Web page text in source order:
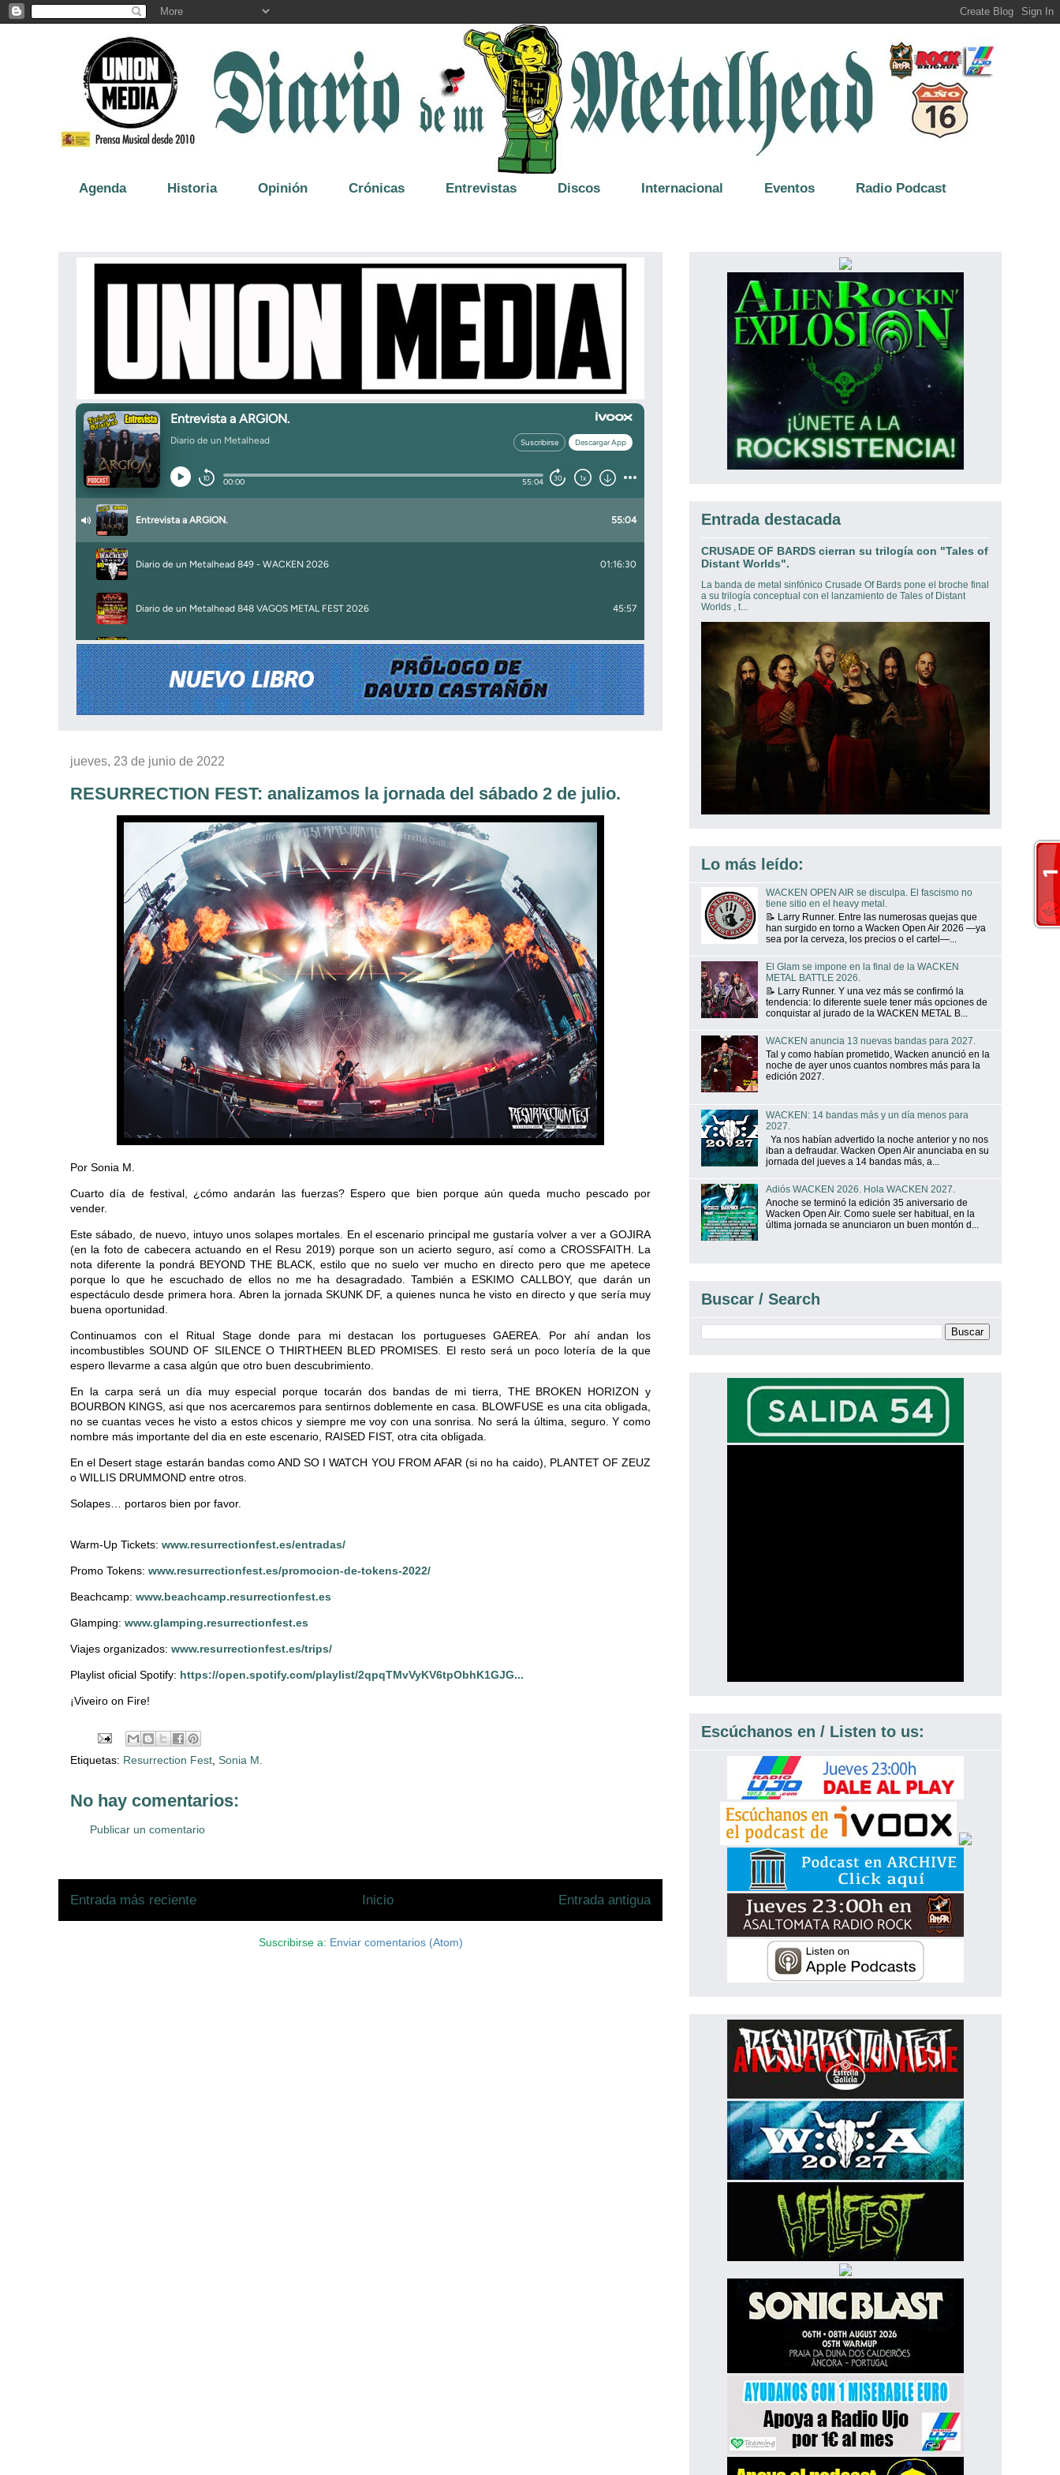
Agenda Historia Opinión Crónicas Entrevistas Discos Internacional Eventos Radio Podcast
jueves, 23 de junio de 2022
RESURRECTION FEST: analizamos la jornada del sábado 2 de julio.
Por Sonia M.
Cuarto día de festival, ¿cómo andarán las fuerzas? Espero que bien porque aún queda mucho pescado por
vender.
Este sábado, de nuevo, intuyo unos solapes mortales. En el escenario principal me gustaría volver a ver a GOJIRA
(en la foto de cabecera actuando en el Resu 2019) porque son un acierto seguro, así como a CROSSFAITH. La
nota diferente la pondrá BEYOND THE BLACK, estilo que no suelo ver mucho en directo pero que me apetece
porque lo que he escuchado de ellos no me ha desagradado. También a ESKIMO CALLBOY, que darán un
espectáculo desde primera hora. Abren la jornada SKUNK DF, a quienes nunca he visto en directo y que sería muy
buena oportunidad.
Continuamos con el Ritual Stage donde para mi destacan los portugueses GAEREA. Por ahí andan los
incombustibles SOUND OF SILENCE O THIRTHEEN BLED PROMISES. El resto será un poco lotería de la que
espero llevarme a casa algún que otro buen descubrimiento.
En la carpa será un día muy especial porque tocarán dos bandas de mi tierra, THE BROKEN HORIZON y
BOURBON KINGS, asi que nos acercaremos para sentirnos doblemente en casa. BLOWFUSE es una cita obligada,
no se cuantas veces he visto a estos chicos y siempre me voy con una sonrisa. No será la última, seguro. Y como
nombre más importante del dia en este escenario, RAISED FIST, otra cita obligada.
En el Desert stage estarán bandas como AND SO I WATCH YOU FROM AFAR (si no ha caido), PLANTET OF ZEUZ
o WILLIS DRUMMOND entre otros.
Solapes… portaros bien por favor.
Warm-Up Tickets: www.resurrectionfest.es/entradas/
Promo Tokens: www.resurrectionfest.es/promocion-de-tokens-2022/
Beachcamp: www.beachcamp.resurrectionfest.es
Glamping: www.glamping.resurrectionfest.es
Viajes organizados: www.resurrectionfest.es/trips/
Playlist oficial Spotify: https://open.spotify.com/playlist/2qpqTMvVyKV6tpObhK1GJG...
¡Viveiro on Fire!
Etiquetas: Resurrection Fest, Sonia M.
No hay comentarios:
Publicar un comentario
Entrada más reciente Entrada antigua
Inicio
Suscribirse a: Enviar comentarios (Atom)
Entrada destacada
CRUSADE OF BARDS cierran su trilogía con "Tales of
Distant Worlds".
La banda de metal sinfónico Crusade Of Bards pone el broche final
a su trilogía conceptual con el lanzamiento de Tales of Distant
Worlds , t...
Lo más leído:
WACKEN OPEN AIR se disculpa. El fascismo no
tiene sitio en el heavy metal.
📝 Larry Runner. Entre las numerosas quejas que
han surgido en torno a Wacken Open Air 2026 —ya
sea por la cerveza, los precios o el cartel—...
El Glam se impone en la final de la WACKEN
METAL BATTLE 2026.
📝 Larry Runner. Y una vez más se confirmó la
tendencia: lo diferente suele tener más opciones de
conquistar al jurado de la WACKEN METAL B...
WACKEN anuncia 13 nuevas bandas para 2027.
Tal y como habían prometido, Wacken anunció en la
noche de ayer unos cuantos nombres más para la
edición 2027.
WACKEN: 14 bandas más y un día menos para
2027.
Ya nos habían advertido la noche anterior y no nos
iban a defraudar. Wacken Open Air anunciaba en su
jornada del jueves a 14 bandas más, a...
Adiós WACKEN 2026. Hola WACKEN 2027.
Anoche se terminó la edición 35 aniversario de
Wacken Open Air. Como suele ser habitual, en la
última jornada se anunciaron un buen montón d...
Buscar / Search
Escúchanos en / Listen to us: